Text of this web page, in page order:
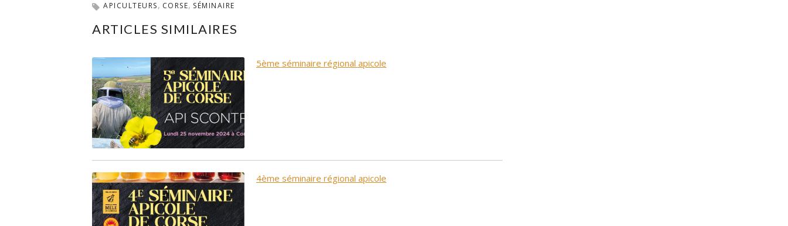
APICULTEURS CORSE SÉMINAIRE
ARTICLES SIMILAIRES
5ème séminaire régional apicole
4ème séminaire régional apicole